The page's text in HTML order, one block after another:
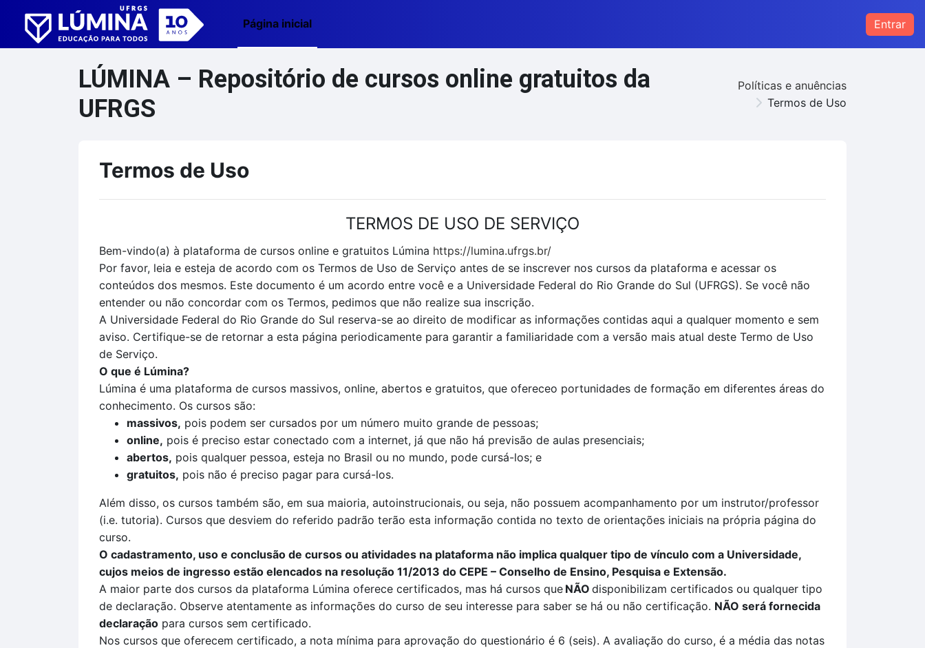
Ir para o conteúdo principal
Página inicial
Entrar
LÚMINA – Repositório de cursos online gratuitos da
UFRGS
Políticas e anuências
Termos de Uso
Termos de Uso
TERMOS DE USO DE SERVIÇO
Bem-vindo(a) à plataforma de cursos online e gratuitos Lúmina https://lumina.ufrgs.br/
Por favor, leia e esteja de acordo com os Termos de Uso de Serviço antes de se inscrever nos cursos da plataforma e acessar os
conteúdos dos mesmos. Este documento é um acordo entre você e a Universidade Federal do Rio Grande do Sul (UFRGS). Se você não
entender ou não concordar com os Termos, pedimos que não realize sua inscrição.
A Universidade Federal do Rio Grande do Sul reserva-se ao direito de modificar as informações contidas aqui a qualquer momento e sem
aviso. Certifique-se de retornar a esta página periodicamente para garantir a familiaridade com a versão mais atual deste Termo de Uso
de Serviço.
O que é Lúmina?
Lúmina é uma plataforma de cursos massivos, online, abertos e gratuitos, que ofereceo portunidades de formação em diferentes áreas do
conhecimento. Os cursos são:
massivos, pois podem ser cursados por um número muito grande de pessoas;
online, pois é preciso estar conectado com a internet, já que não há previsão de aulas presenciais;
abertos, pois qualquer pessoa, esteja no Brasil ou no mundo, pode cursá-los; e
gratuitos, pois não é preciso pagar para cursá-los.
Além disso, os cursos também são, em sua maioria, autoinstrucionais, ou seja, não possuem acompanhamento por um instrutor/professor
(i.e. tutoria). Cursos que desviem do referido padrão terão esta informação contida no texto de orientações iniciais na própria página do
curso.
O cadastramento, uso e conclusão de cursos ou atividades na plataforma não implica qualquer tipo de vínculo com a Universidade,
cujos meios de ingresso estão elencados na resolução 11/2013 do CEPE – Conselho de Ensino, Pesquisa e Extensão.
A maior parte dos cursos da plataforma Lúmina oferece certificados, mas há cursos que NÃO disponibilizam certificados ou qualquer tipo
de declaração. Observe atentamente as informações do curso de seu interesse para saber se há ou não certificação. NÃO será fornecida
declaraçãopara cursos sem certificado.
Nos cursos que oferecem certificado, a nota mínima para aprovação do questionário é 6 (seis). A avaliação do curso, é a média das notas